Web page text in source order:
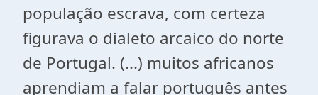
população escrava, com certeza
figurava o dialeto arcaico do norte
de Portugal. (...) muitos africanos
aprendiam a falar português antes